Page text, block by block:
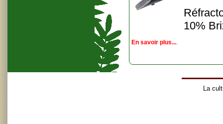
10%
En savoir plus....
La